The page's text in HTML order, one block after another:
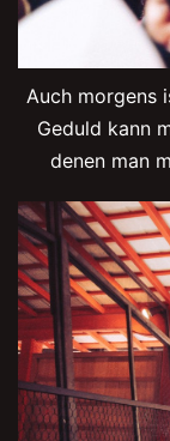
Auch morgens
Geduld kann
denen man